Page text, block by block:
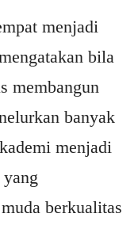
menjadi
bila
membangun
banyak
menjadi
berkualitas